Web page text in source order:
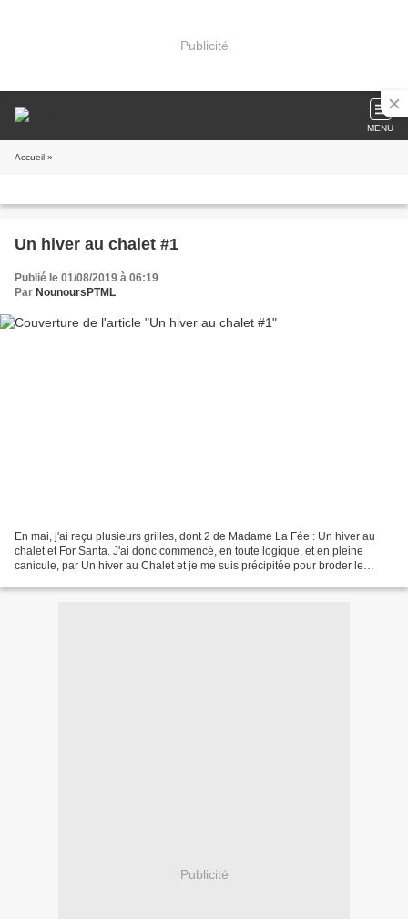
Publicité
MENU
Accueil »
Un hiver au chalet #1
Publié le 01/08/2019 à 06:19
Par NounoursPTML
En mai, j'ai reçu plusieurs grilles, dont 2 de Madame La Fée : Un hiver au
chalet et For Santa. J'ai donc commencé, en toute logique, et en pleine
canicule, par Un hiver au Chalet et je me suis précipitée pour broder le
Publicité